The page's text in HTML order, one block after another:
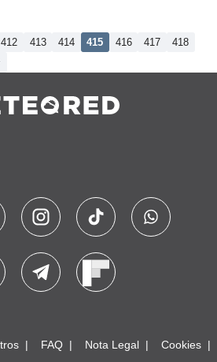
412 413 414 415 416 417
418
FAQ Nota Legal Cookies